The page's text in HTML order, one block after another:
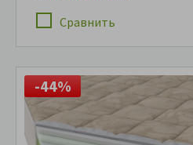
Сравнить
-44%